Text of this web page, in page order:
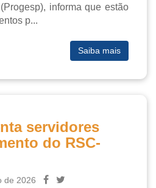
informa que estão
p...
Saiba mais
servidores
do RSC-
de 2026